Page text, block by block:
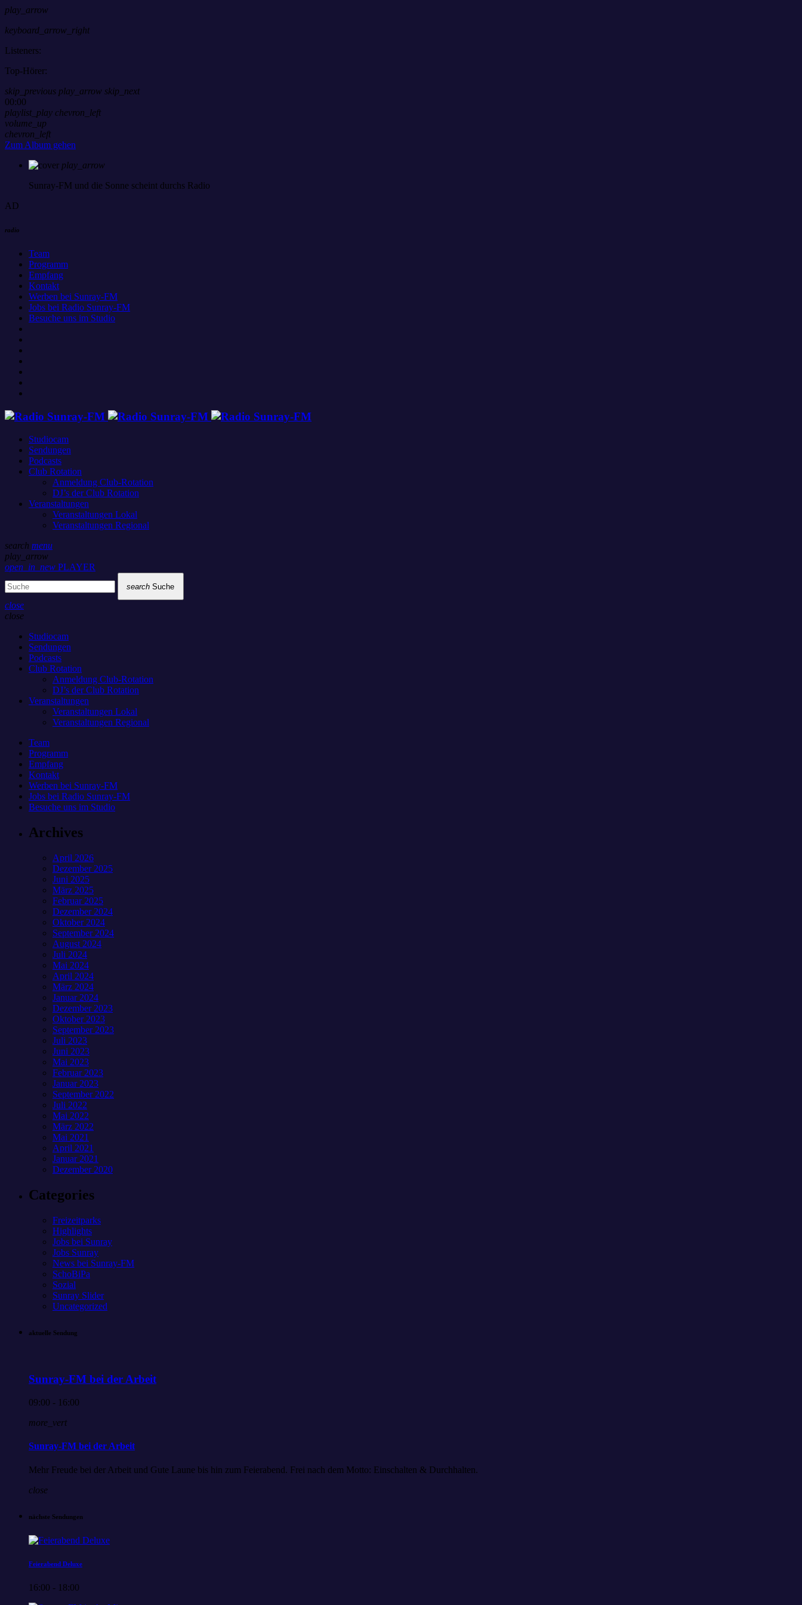
play_arrow
keyboard_arrow_right
Listeners:
Top-Hörer:
skip_previous play_arrow skip_next
00:00
playlist_play chevron_left
volume_up
chevron_left
Zum Album gehen
play_arrow
Sunray-FM und die Sonne scheint durchs Radio
AD
radio
Team
Programm
Empfang
Kontakt
Werben bei Sunray-FM
Jobs bei Radio Sunray-FM
Besuche uns im Studio
Studiocam
Sendungen
Podcasts
Club Rotation
Anmeldung Club-Rotation
DJ’s der Club Rotation
Veranstaltungen
Veranstaltungen Lokal
Veranstaltungen Regional
search menu
play_arrow
open_in_new PLAYER
search Suche
close
close
Studiocam
Sendungen
Podcasts
Club Rotation
Anmeldung Club-Rotation
DJ’s der Club Rotation
Veranstaltungen
Veranstaltungen Lokal
Veranstaltungen Regional
Team
Programm
Empfang
Kontakt
Werben bei Sunray-FM
Jobs bei Radio Sunray-FM
Besuche uns im Studio
Archives
April 2026
Dezember 2025
Juni 2025
März 2025
Februar 2025
Dezember 2024
Oktober 2024
September 2024
August 2024
Juli 2024
Mai 2024
April 2024
März 2024
Januar 2024
Dezember 2023
Oktober 2023
September 2023
Juli 2023
Juni 2023
Mai 2023
Februar 2023
Januar 2023
September 2022
Juli 2022
Mai 2022
März 2022
Mai 2021
April 2021
Januar 2021
Dezember 2020
Categories
Freizeitparks
Highlights
Jobs bei Sunray
Jobs Sunray
News bei Sunray-FM
SchoBiPa
Sozial
Sunray Slider
Uncategorized
aktuelle Sendung
Sunray-FM bei der Arbeit
09:00 - 16:00
more_vert
Sunray-FM bei der Arbeit
Mehr Freude bei der Arbeit und Gute Laune bis hin zum Feierabend. Frei nach dem Motto: Einschalten & Durchhalten.
close
nächste Sendungen
Feierabend Deluxe
16:00 - 18:00